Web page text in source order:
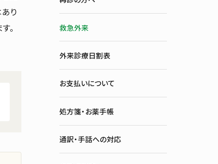
り
。
救急外来
外来診療日割表
お支払いについて
処方箋・お薬手帳
通訳・手話への対応